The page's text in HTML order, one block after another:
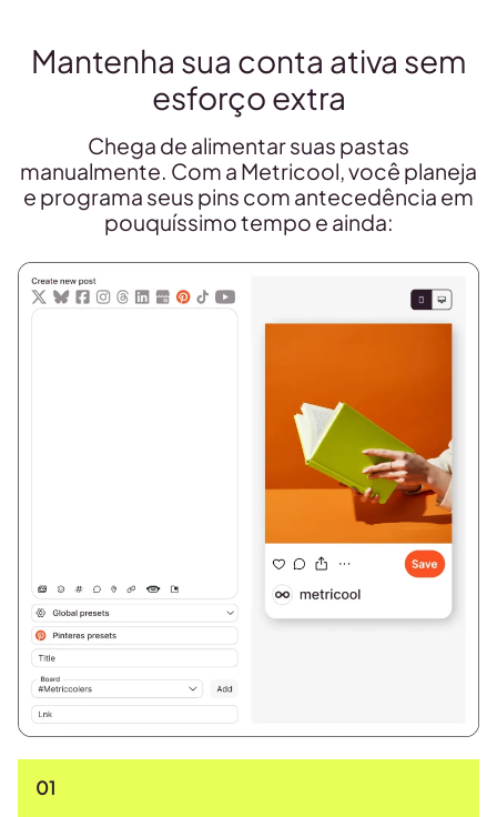
Mantenha sua conta ativa sem
esforço extra
Chega de alimentar suas pastas
manualmente. Com a Metricool, você planeja
e programa seus pins com antecedência em
pouquíssimo tempo e ainda:
01